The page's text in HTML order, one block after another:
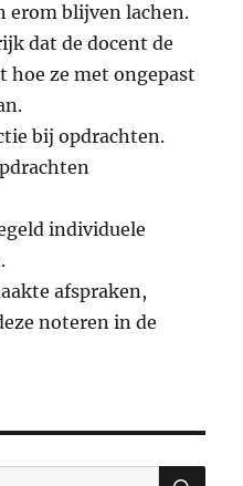
erom blijven lachen.
dat de docent de
hoe ze met ongepast
bij opdrachten.
individuele
afspraken,
noteren in de